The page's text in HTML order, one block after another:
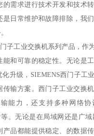
的需求进行技术开发和技术
是日常维护和故障排除，我
业交换机系列产品，作为
能和可靠的稳定性。无论是
升级，SIEMENS西门子工
传输方案。西门子工业交换
能力，还支持多种网络协
等。无论是在局域网还是广
品都能提供稳定、的数据传